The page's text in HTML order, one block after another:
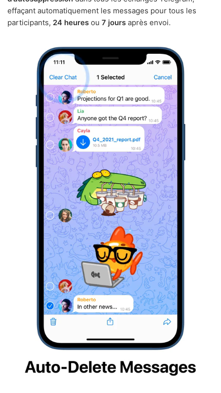
effaçant automatiquement les messages pour tous les
participants, 24 heures ou 7 jours après envoi.